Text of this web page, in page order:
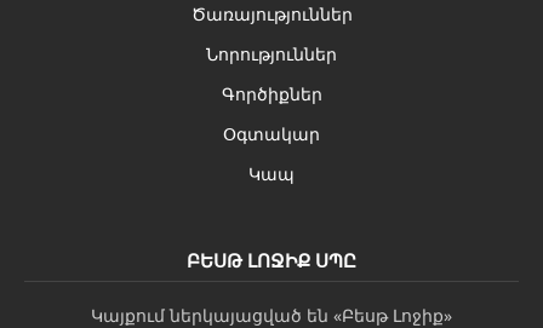
Ծառայություններ
Նորություններ
Գործիքներ
Օգտակար
Կապ
ԲԵՍԹ ԼՈՋԻՔ ՍՊԸ
Կայքում ներկայացված են «Բեսթ Լոջիք»